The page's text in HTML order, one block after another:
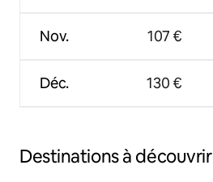
Nov.
Déc.
107 €
130 €
Destinations à découvrir